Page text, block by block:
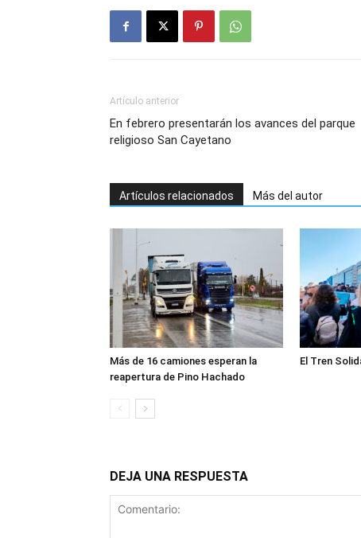
Artículo anterior
En febrero presentarán los avances del parque
religioso San Cayetano
Artículos relacionados Más del autor
Más de 16 camiones esperan la
reapertura de Pino Hachado
El Tren
DEJA UNA RESPUESTA